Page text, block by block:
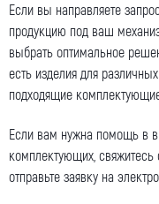
Если вы направляете
продукцию под ваш
выбрать оптимальное
есть изделия для
подходящие
Если вам нужна помощь в
комплектующих,
отправьте заявку на